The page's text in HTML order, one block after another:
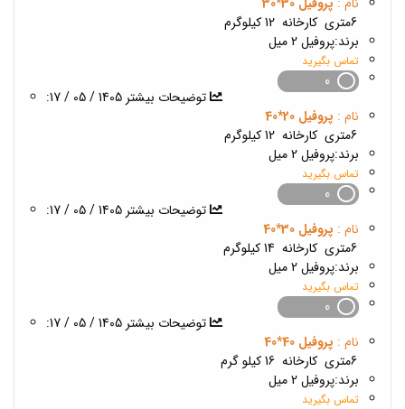
6متری
کارخانه 12 کیلوگرم
برند:پروفیل 2 میل
تماس بگیرید
:توضیحات بیشتر
نام : پروفیل 20*40
6متری
کارخانه 12 کیلوگرم
برند:پروفیل 2 میل
تماس بگیرید
:توضیحات بیشتر
نام : پروفیل 30*40
6متری
کارخانه 14 کیلوگرم
برند:پروفیل 2 میل
تماس بگیرید
:توضیحات بیشتر
نام : پروفیل 40*40
6متری
کارخانه 16 کیلو گرم
برند:پروفیل 2 میل
تماس بگیرید